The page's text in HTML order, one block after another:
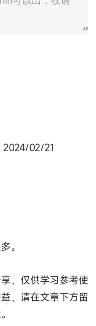
2024/02/21
。
，仅供学习参考使
，请在文章下方留